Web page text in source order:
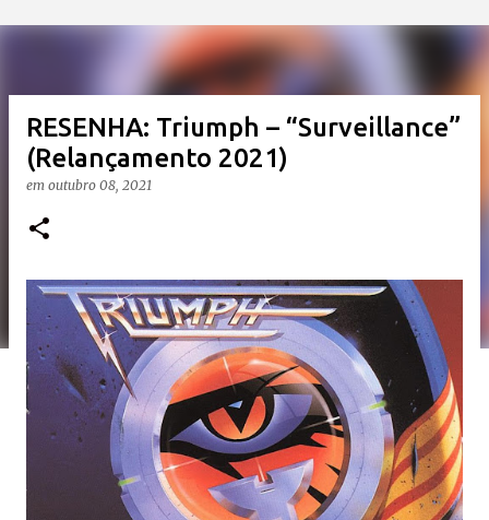
RESENHA: Triumph – “Surveillance”
(Relançamento 2021)
em outubro 08, 2021